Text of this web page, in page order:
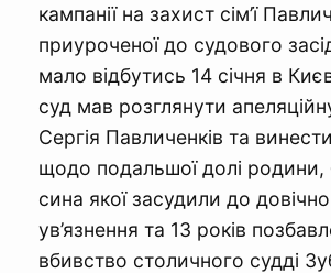
кампанії на захист сім’ї
приуроченої до судового
мало відбутись 14 січня в
суд мав розглянути
Сергія Павличенків та
щодо подальшої долі родини,
сина якої засудили до
ув’язнення та 13 років
вбивство столичного судді